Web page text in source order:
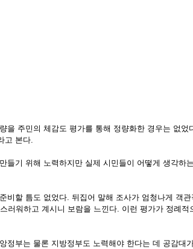
고 본다.
기 위해 노력하지만 실제 시민들이 어떻게 생각하
할 틈도 없었다. 뒤집어 말해 조사가 엄청나게 객관
러워하고 계시니 보람을 느낀다. 이런 평가가 정례적
부는 물론 지방정부도 노력해야 한다는 데 공감대